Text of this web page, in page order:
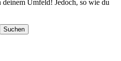
Umfeld! Jedoch, so wie du